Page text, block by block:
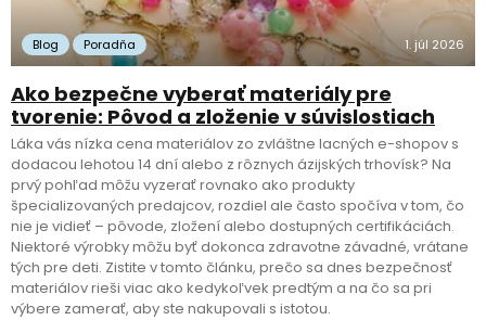
Blog Poradňa 1. júl 2026
Ako bezpečne vyberať materiály pre
tvorenie: Pôvod a zloženie v súvislostiach
Láka vás nízka cena materiálov zo zvláštne lacných e-shopov s
dodacou lehotou 14 dní alebo z rôznych ázijských trhovísk? Na
prvý pohľad môžu vyzerať rovnako ako produkty
špecializovaných predajcov, rozdiel ale často spočíva v tom, čo
nie je vidieť – pôvode, zložení alebo dostupných certifikáciách.
Niektoré výrobky môžu byť dokonca zdravotne závadné, vrátane
tých pre deti. Zistite v tomto článku, prečo sa dnes bezpečnosť
materiálov rieši viac ako kedykoľvek predtým a na čo sa pri
výbere zamerať, aby ste nakupovali s istotou.